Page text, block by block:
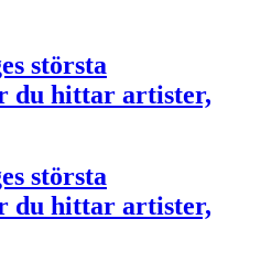
största
du hittar artister,
största
du hittar artister,